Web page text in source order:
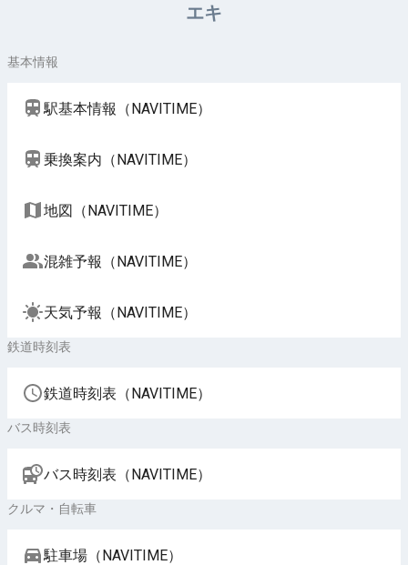
エキ
基本情報
駅基本情報（NAVITIME）
乗換案内（NAVITIME）
地図（NAVITIME）
混雑予報（NAVITIME）
天気予報（NAVITIME）
鉄道時刻表
鉄道時刻表（NAVITIME）
バス時刻表
バス時刻表（NAVITIME）
クルマ・自転車
駐車場（NAVITIME）